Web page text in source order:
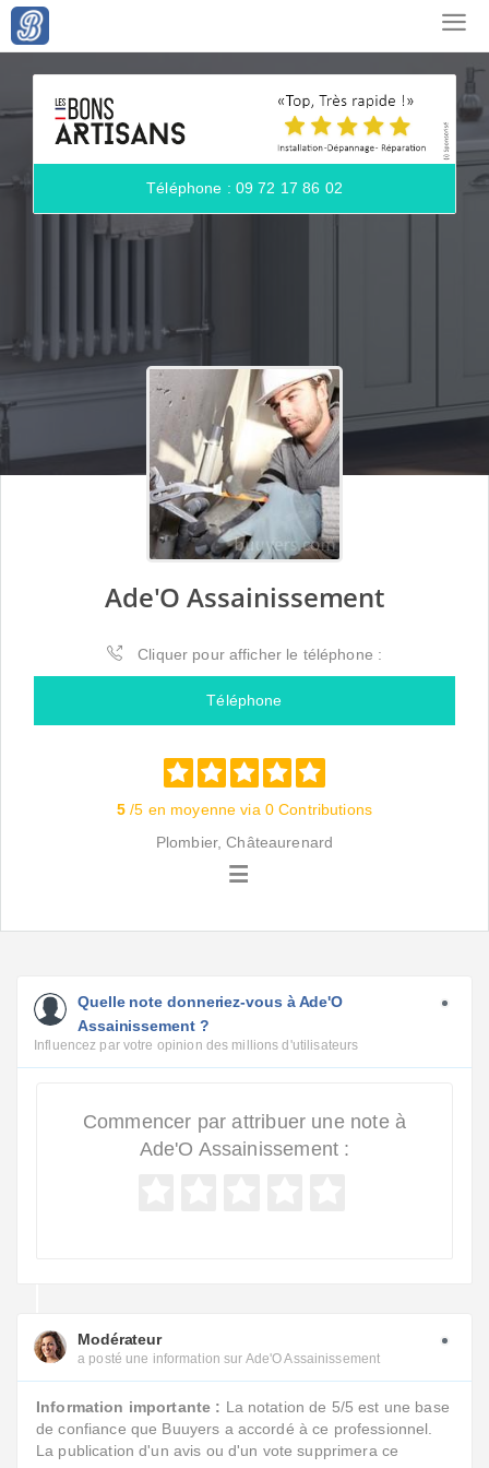
Téléphone : 09 72 17 86 02
Ade'O Assainissement
Cliquer pour afficher le téléphone :
Téléphone
5 /5 en moyenne via 0 Contributions
Plombier, Châteaurenard
Quelle note donneriez-vous à Ade'O
Assainissement ?
Influencez par votre opinion des millions d'utilisateurs
Commencer par attribuer une note à
Ade'O Assainissement :
Modérateur
a posté une information sur Ade'O Assainissement
Information importante : La notation de 5/5 est une base
de confiance que Buuyers a accordé à ce professionnel.
La publication d'un avis ou d'un vote supprimera ce